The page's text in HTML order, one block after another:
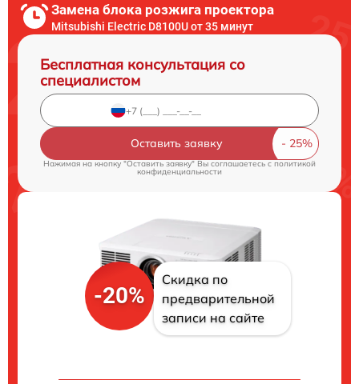
Замена блока розжига проектора
Mitsubishi Electric D8100U от 35 минут
Бесплатная консультация со
специалистом
Оставить заявку
Нажимая на кнопку "Оставить заявку" Вы соглашаетесь c политикой
конфиденциальности
-20%
Скидка по
предварительной
записи на сайте